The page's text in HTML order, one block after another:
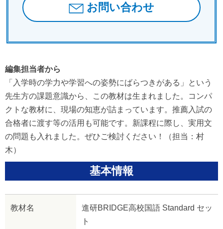
お問い合わせ
編集担当者から
「入学時の学力や学習への姿勢にばらつきがある」という
先生方の課題意識から、この教材は生まれました。コンパ
クトな教材に、現場の知恵が詰まっています。推薦入試の
合格者に渡す等の活用も可能です。新課程に際し、実用文
の問題も入れました。ぜひご検討ください！（担当：村
木）
基本情報
教材名
進研BRIDGE高校国語 Standard セッ
ト